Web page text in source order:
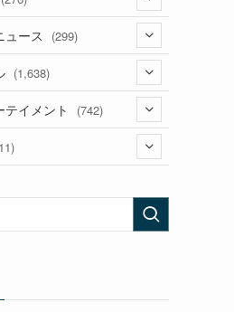
ュース (299)
(1,638)
イメント (742)
(472)